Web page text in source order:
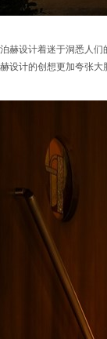
泊赫设计着迷于洞悉人
赫设计的创想更加夸张大